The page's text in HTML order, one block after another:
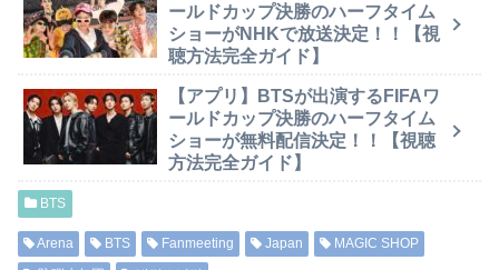
ールドカップ決勝のハーフタイム
ショーがNHKで放送決定！！【視
聴方法完全ガイド】
【アプリ】BTSが出演するFIFAワ
ールドカップ決勝のハーフタイム
ショーが無料配信決定！！【視聴
方法完全ガイド】
BTS
Arena BTS Fanmeeting Japan
MAGIC SHOP